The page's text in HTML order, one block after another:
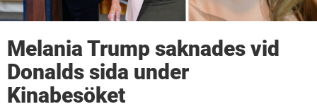
Melania Trump saknades vid
Donalds sida under
Kinabesöket